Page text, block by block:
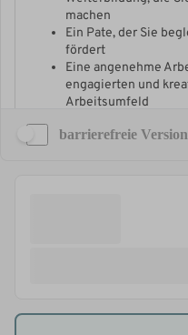
barrierefreie Version